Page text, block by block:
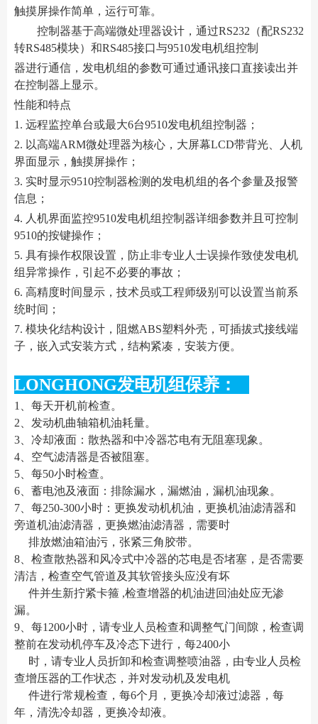
触摸屏操作简单，运行可靠。
控制器基于高端微处理器设计，通过RS232（配RS232
转RS485模块）和RS485接口与9510发电机组控制
器进行通信，发电机组的参数可通过通讯接口直接读出并
在控制器上显示。
性能和特点
1. 远程监控单台或最大6台9510发电机组控制器；
2. 以高端ARM微处理器为核心，大屏幕LCD带背光、人机
界面显示，触摸屏操作；
3. 实时显示9510控制器检测的发电机组的各个参量及报警
信息；
4. 人机界面监控9510发电机组控制器详细参数并且可控制
9510的按键操作；
5. 具有操作权限设置，防止非专业人士误操作致使发电机
组异常操作，引起不必要的事故；
6. 高精度时间显示，技术员或工程师级别可以设置当前系
统时间；
7. 模块化结构设计，阻燃ABS塑料外壳，可插拔式接线端
子，嵌入式安装方式，结构紧凑，安装方便。
LONGHONG发电机组保养：
1、每天开机前检查。
2、发动机曲轴箱机油耗量。
3、冷却液面：散热器和中冷器芯电有无阻塞现象。
4、空气滤清器是否被阻塞。
5、每50小时检查。
6、蓄电池及液面：排除漏水，漏燃油，漏机油现象。
7、每250-300小时：更换发动机机油，更换机油滤清器和
旁道机油滤清器，更换燃油滤清器，需要时
排放燃油箱油污，张紧三角胶带。
8、检查散热器和风冷式中冷器的芯电是否堵塞，是否需要
清洁，检查空气管道及其软管接头应没有坏
件并生新拧紧卡箍 ,检查增器的机油进回油处应无渗
漏。
9、每1200小时，请专业人员检查和调整气门间隙，检查调
整前在发动机停车及冷态下进行，每2400小
时，请专业人员折卸和检查调整喷油器，由专业人员检
查增压器的工作状态，并对发动机及发电机
件进行常规检查，每6个月，更换冷却液过滤器，每
年，清洗冷却器，更换冷却液。